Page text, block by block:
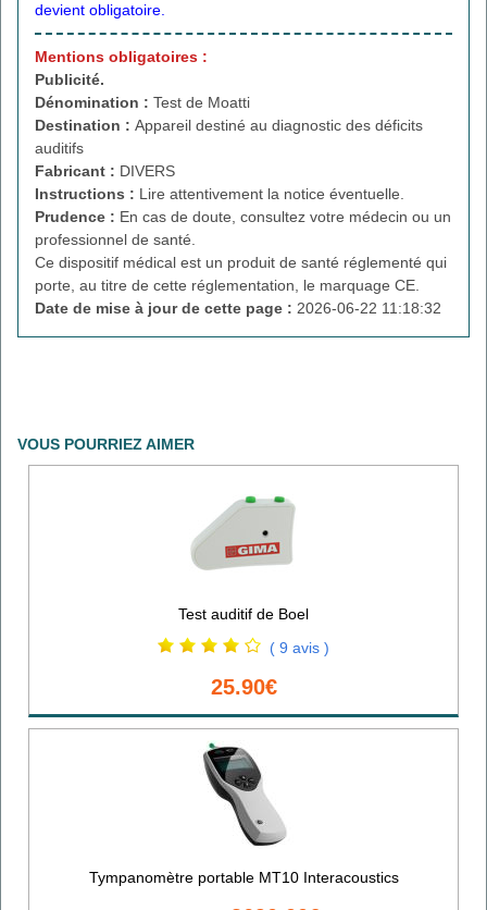
devient obligatoire.
Mentions obligatoires :
Publicité.
Dénomination : Test de Moatti
Destination : Appareil destiné au diagnostic des déficits
auditifs
Fabricant : DIVERS
Instructions : Lire attentivement la notice éventuelle.
Prudence : En cas de doute, consultez votre médecin ou un
professionnel de santé.
Ce dispositif médical est un produit de santé réglementé qui
porte, au titre de cette réglementation, le marquage CE.
Date de mise à jour de cette page : 2026-06-22 11:18:32
VOUS POURRIEZ AIMER
Test auditif de Boel
( 9 avis )
25.90€
Tympanomètre portable MT10 Interacoustics